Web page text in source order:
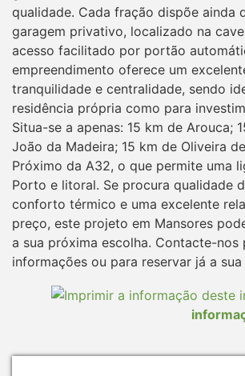
qualidade. Cada fração dispõe ainda
garagem privativo, localizado na
acesso facilitado por portão
empreendimento oferece um
tranquilidade e centralidade, sendo
residência própria como para
Situa-se a apenas: 15 km de Arouca;
João da Madeira; 15 km de Oliveira
Próximo da A32, o que permite uma
Porto e litoral. Se procura qualidade
conforto térmico e uma excelente
preço, este projeto em Mansores
a sua próxima escolha. Contacte-nos
informações ou para reservar já a